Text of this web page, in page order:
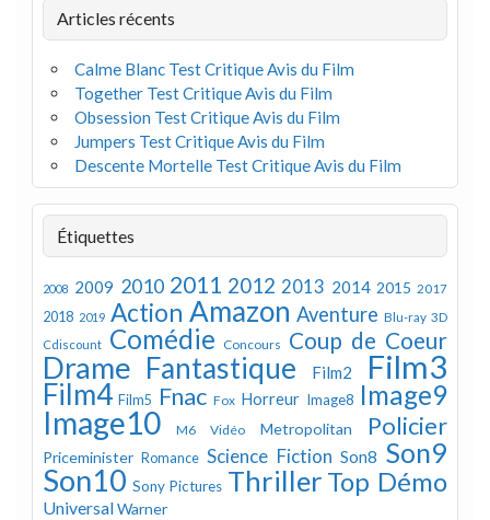
Articles récents
Calme Blanc Test Critique Avis du Film
Together Test Critique Avis du Film
Obsession Test Critique Avis du Film
Jumpers Test Critique Avis du Film
Descente Mortelle Test Critique Avis du Film
Étiquettes
2008 2009 2010 2011 2012 2013 2014 2015 2017
2018 2019 Action Amazon Aventure Blu-ray 3D
Cdiscount Comédie Concours Coup de Coeur
Drame Fantastique Film2 Film3
Film4 Film5 Fnac Fox Horreur Image8 Image9
Image10 M6 Vidéo Metropolitan Policier
Priceminister Romance Science Fiction Son8 Son9
Son10 Sony Pictures Thriller Top Démo
UniversalWarner